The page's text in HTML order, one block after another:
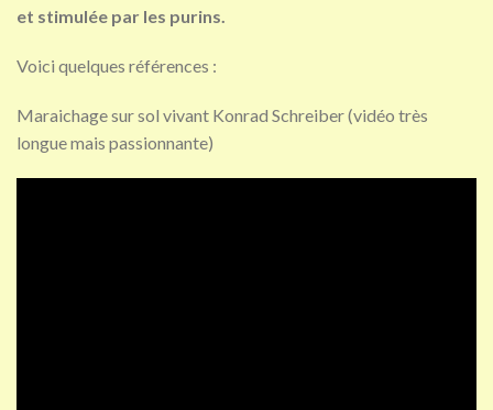
et stimulée par les purins.
Voici quelques références :
Maraichage sur sol vivant Konrad Schreiber (vidéo très
longue mais passionnante)